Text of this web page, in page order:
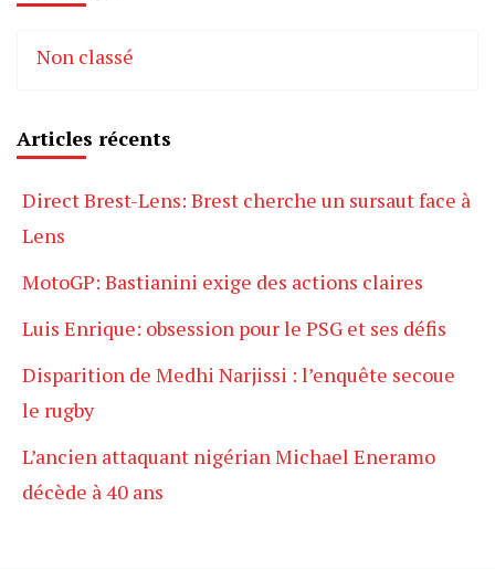
Non classé
Articles récents
Direct Brest-Lens: Brest cherche un sursaut face à
Lens
MotoGP: Bastianini exige des actions claires
Luis Enrique: obsession pour le PSG et ses défis
Disparition de Medhi Narjissi : l’enquête secoue
le rugby
L’ancien attaquant nigérian Michael Eneramo
décède à 40 ans